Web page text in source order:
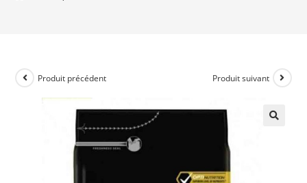
Produit précédent Produit suivant